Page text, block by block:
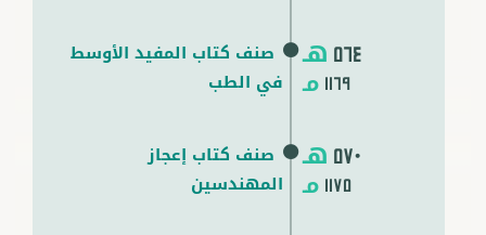
هـ 564
مـ 1169
صنف كتاب المفيد الأوسط
في الطب
هـ 570
مـ 1175
صنف كتاب إعجاز
المهندسين